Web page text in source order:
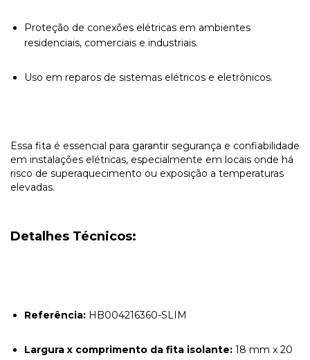
Proteção de conexões elétricas em ambientes
residenciais, comerciais e industriais.
Uso em reparos de sistemas elétricos e eletrônicos.
Essa fita é essencial para garantir segurança e confiabilidade
em instalações elétricas, especialmente em locais onde há
risco de superaquecimento ou exposição a temperaturas
elevadas.
Detalhes Técnicos:
Referência: HB004216360-SLIM
Largura x comprimento da fita isolante: 18 mm x 20